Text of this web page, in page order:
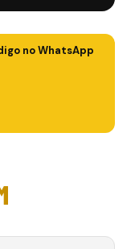
no WhatsApp